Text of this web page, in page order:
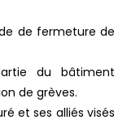
de fermeture de
du bâtiment
de grèves.
et ses alliés visés